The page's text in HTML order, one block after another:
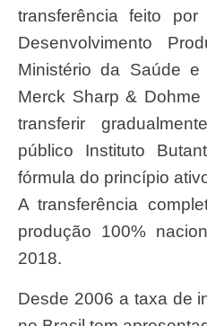
transferência feito
Desenvolvimento
Ministério da Saúde
Merck Sharp &
transferir
público Instituto
fórmula do princípio
A transferência
produção 100%
2018.
Desde 2006 a taxa de incidência de hepatite A